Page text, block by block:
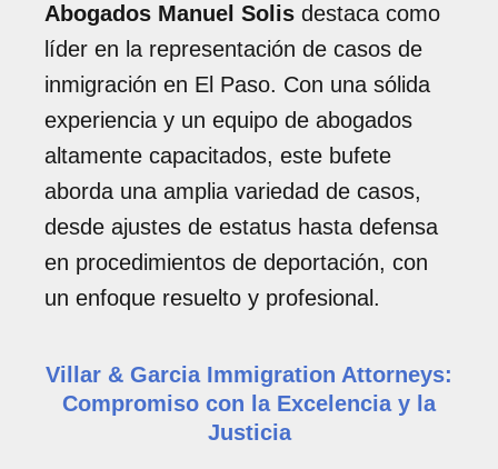
Abogados Manuel Solis destaca como
líder en la representación de casos de
inmigración en El Paso. Con una sólida
experiencia y un equipo de abogados
altamente capacitados, este bufete
aborda una amplia variedad de casos,
desde ajustes de estatus hasta defensa
en procedimientos de deportación, con
un enfoque resuelto y profesional.
Villar & Garcia Immigration Attorneys:
Compromiso con la Excelencia y la
Justicia